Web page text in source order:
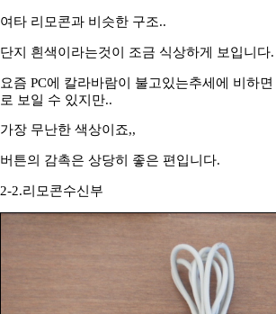
여타 리모콘과 비슷한 구조..
단지 흰색이라는것이 조금 식상하게 보입니다.
요즘 PC에 칼라바람이 불고있는추세에 비하
로 보일 수 있지만..
가장 무난한 색상이죠,,
버튼의 감촉은 상당히 좋은 편입니다.
2-2.리모콘수신부